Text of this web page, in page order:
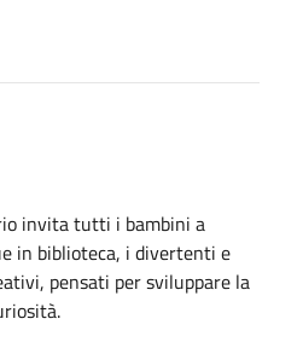
invita tutti i bambini a
in biblioteca, i divertenti e
pensati per sviluppare la